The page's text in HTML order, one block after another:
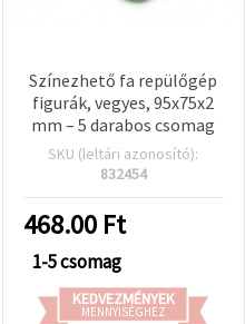
Színezhető fa repülőgép
figurák, vegyes, 95x75x2
mm – 5 darabos csomag
SKU (leltári azonosító):
832454
468.00 Ft
1-5 csomag
KEDVEZMÉNYEK
MENNYISÉGHEZ